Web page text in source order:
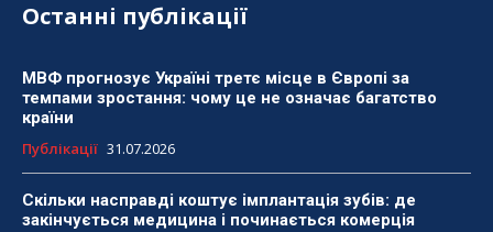
Останні публікації
МВФ прогнозує Україні третє місце в Європі за
темпами зростання: чому це не означає багатство
країни
Публікації 31.07.2026
Скільки насправді коштує імплантація зубів: де
закінчується медицина і починається комерція